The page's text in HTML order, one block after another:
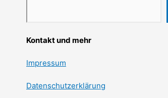
Kontakt und mehr
Impressum
Datenschutzerklärung